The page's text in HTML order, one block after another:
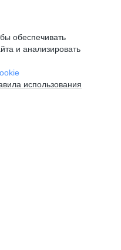
обеспечивать
и анализировать
использования